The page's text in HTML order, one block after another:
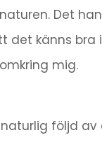
Det
känns
mig.
följd